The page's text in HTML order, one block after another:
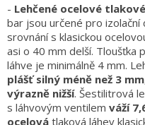
Vše
o
nákupu
Kontakty
Požární
sport
- Lehčené ocelové
bar jsou určené pro
srovnání s klasickou
asi o 40 mm delší. Tloušťka
láhve je minimálně 4 mm.
plášť silný méně než 3 mm
výrazně nižší. Šestilitrová
s láhvovým ventilem váží
ocelová tlaková láhev